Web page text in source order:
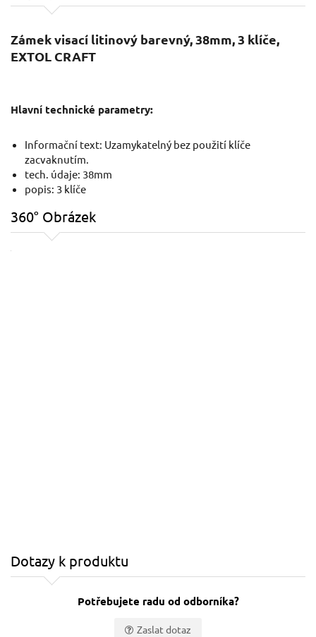
Zámek visací litinový barevný, 38mm, 3 klíče,
EXTOL CRAFT
Hlavní technické parametry:
Informační text: Uzamykatelný bez použití klíče
zacvaknutím.
tech. údaje: 38mm
popis: 3 klíče
360° Obrázek
Dotazy k produktu
Potřebujete radu od odborníka?
Zaslat dotaz